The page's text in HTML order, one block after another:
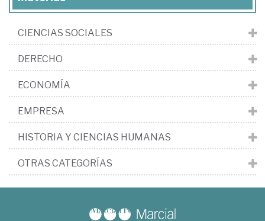
CIENCIAS SOCIALES
DERECHO
ECONOMÍA
EMPRESA
HISTORIA Y CIENCIAS HUMANAS
OTRAS CATEGORÍAS